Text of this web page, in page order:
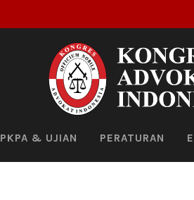
PKPA & UJIAN PERATURAN